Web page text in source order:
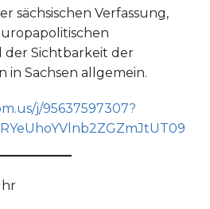
sächsischen Verfassung,
Sichtbarkeit der
in Sachsen allgemein.
j/95637597307?